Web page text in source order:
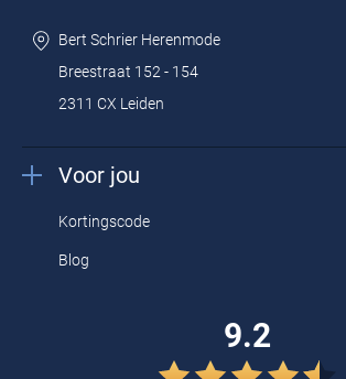
Tramarossa
William Lockie
Alle Merken
Bert Schrier Herenmode
Breestraat 152 - 154
2311 CX Leiden
Voor jou
Kortingscode
Blog
9.2